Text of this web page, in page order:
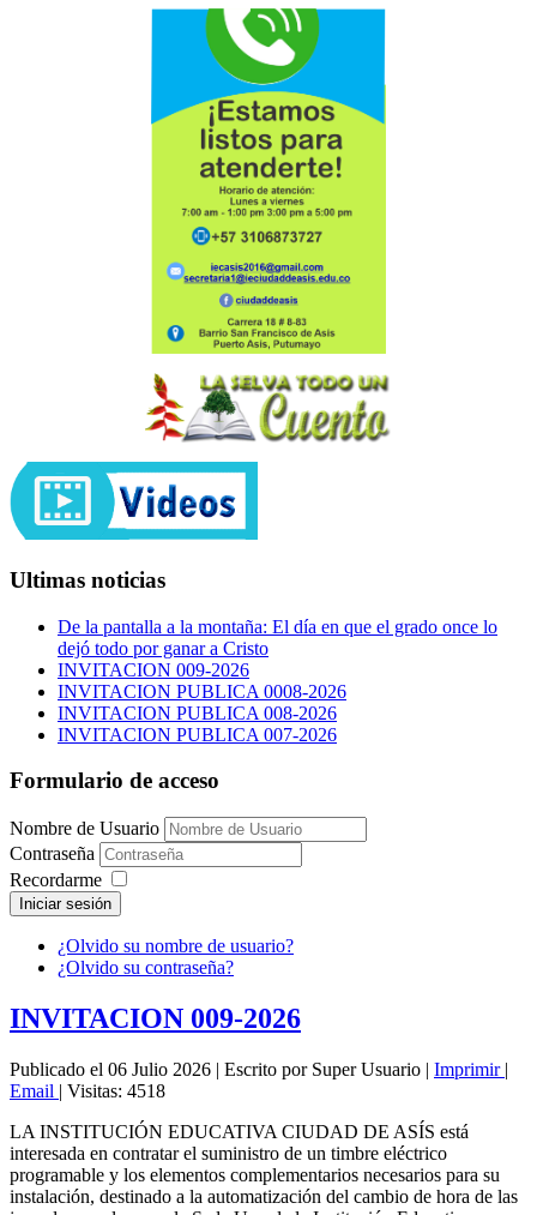
Ultimas noticias
De la pantalla a la montaña: El día en que el grado once lo
dejó todo por ganar a Cristo
INVITACION 009-2026
INVITACION PUBLICA 0008-2026
INVITACION PUBLICA 008-2026
INVITACION PUBLICA 007-2026
Formulario de acceso
Nombre de Usuario
Contraseña
Recordarme
Iniciar sesión
¿Olvido su nombre de usuario?
¿Olvido su contraseña?
INVITACION 009-2026
Publicado el 06 Julio 2026 | Escrito por Super Usuario | Imprimir |
Email | Visitas: 4518
LA INSTITUCIÓN EDUCATIVA CIUDAD DE ASÍS está
interesada en contratar el suministro de un timbre eléctrico
programable y los elementos complementarios necesarios para su
instalación, destinado a la automatización del cambio de hora de las